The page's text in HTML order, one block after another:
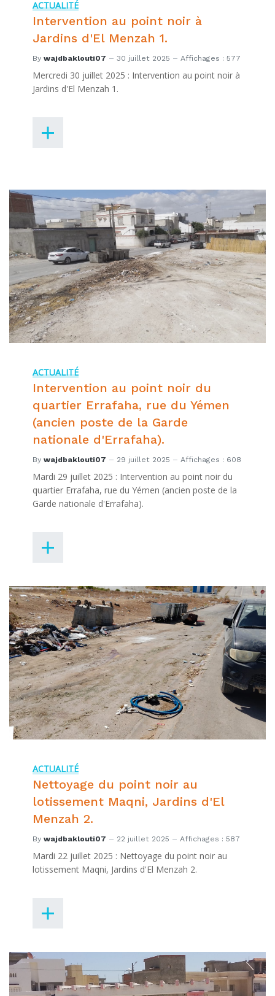
ACTUALITÉ
Intervention au point noir à
Jardins d'El Menzah 1.
By wajdbaklouti07 30 juillet 2025 Affichages : 577
Mercredi 30 juillet 2025 : Intervention au point noir à
Jardins d'El Menzah 1.
ACTUALITÉ
Intervention au point noir du
quartier Errafaha, rue du Yémen
(ancien poste de la Garde
nationale d'Errafaha).
By wajdbaklouti07 29 juillet 2025 Affichages : 608
Mardi 29 juillet 2025 : Intervention au point noir du
quartier Errafaha, rue du Yémen (ancien poste de la
Garde nationale d'Errafaha).
ACTUALITÉ
Nettoyage du point noir au
lotissement Maqni, Jardins d'El
Menzah 2.
By wajdbaklouti07 22 juillet 2025 Affichages : 587
Mardi 22 juillet 2025 : Nettoyage du point noir au
lotissement Maqni, Jardins d'El Menzah 2.